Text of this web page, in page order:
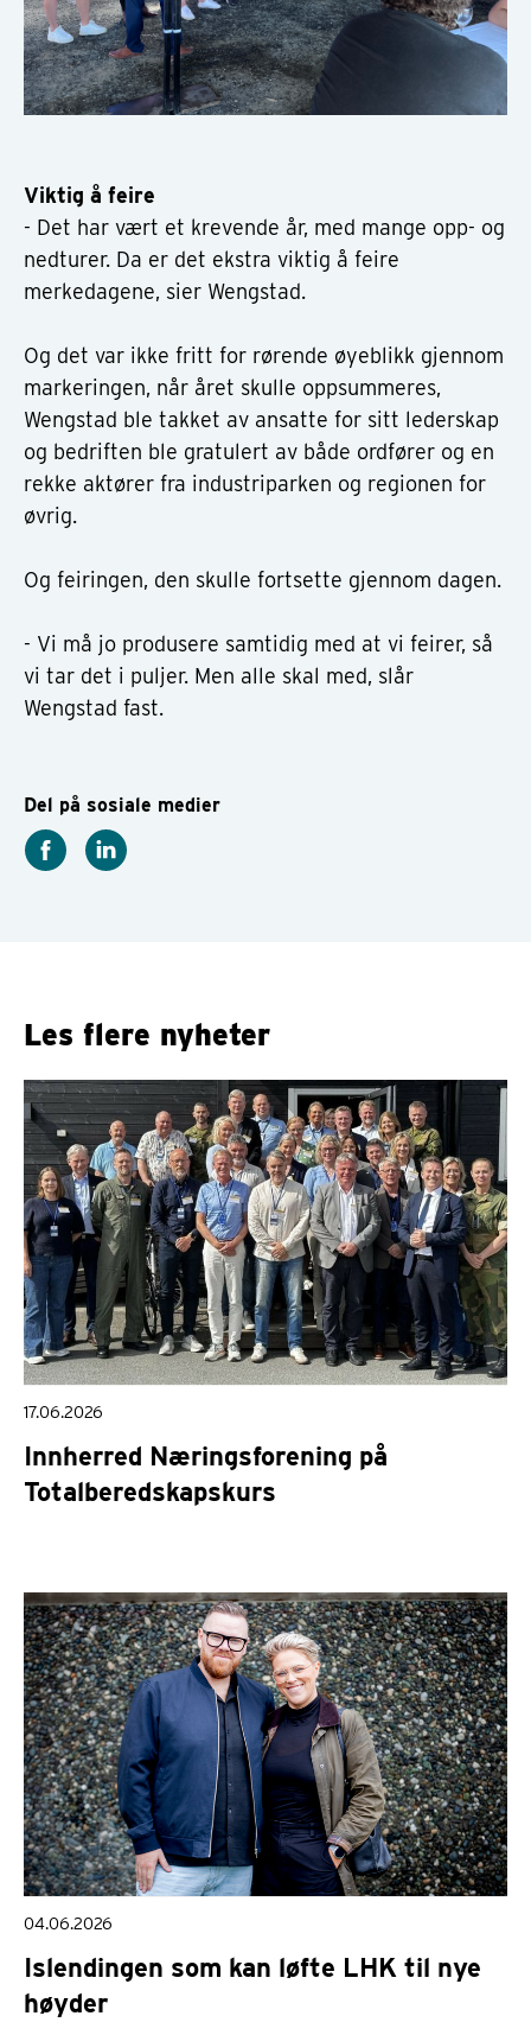
Viktig å feire
- Det har vært et krevende år, med mange opp- og
nedturer. Da er det ekstra viktig å feire
merkedagene, sier Wengstad.
Og det var ikke fritt for rørende øyeblikk gjennom
markeringen, når året skulle oppsummeres,
Wengstad ble takket av ansatte for sitt lederskap
og bedriften ble gratulert av både ordfører og en
rekke aktører fra industriparken og regionen for
øvrig.
Og feiringen, den skulle fortsette gjennom dagen.
- Vi må jo produsere samtidig med at vi feirer, så
vi tar det i puljer. Men alle skal med, slår
Wengstad fast.
Del på sosiale medier
Les flere nyheter
17.06.2026
Innherred Næringsforening på
Totalberedskapskurs
04.06.2026
Islendingen som kan løfte LHK til nye
høyder